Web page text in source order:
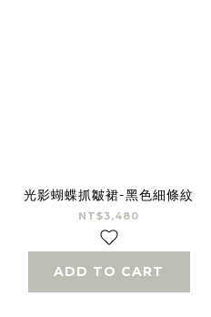
光影蝴蝶抓皺裙-黑色細條紋
NT$3,480
ADD TO CART